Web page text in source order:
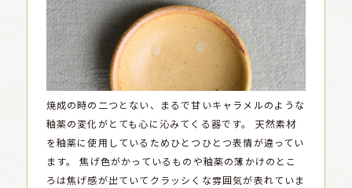
焼成の時の二つとない、まるで甘いキャラメルのような
釉薬の変化がとても心に沁みてくる器です。
天然素材
を釉薬に使用しているためひとつひとつ表情が違ってい
ます。
焦げ色がかっているものや釉薬の薄かけのとこ
ろは焦げ感が出ていてクラッシくな雰囲気が表れていま